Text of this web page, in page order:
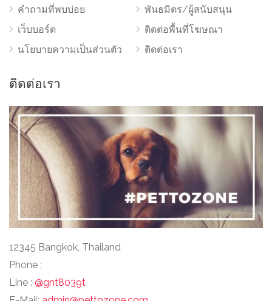
คำถามที่พบบ่อย
เว็บบอร์ด
นโยบายความเป็นส่วนตัว
พันธมิตร/ผู้สนับสนุน
ติดต่อพื้นที่โฆษณา
ติดต่อเรา
ติดต่อเรา
12345 Bangkok, Thailand
Phone :
Line : @gnt8039t